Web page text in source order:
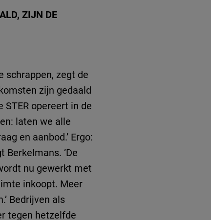
ZIJN DE
schrappen, zegt de
zijn gedaald
opereert in de
laten we alle
en aanbod.’ Ergo:
‘De
nu gewerkt met
inkoopt. Meer
Bedrijven als
tegen hetzelfde